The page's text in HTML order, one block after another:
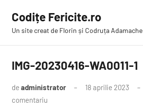
conținut
Codițe Fericite.ro
Un site creat de Florin și Codruța Adamache
IMG-20230416-WA0011-1
de administrator 18 aprilie 2023
comentariu